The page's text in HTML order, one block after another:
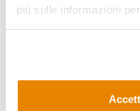
più sulle informazioni
Quei
dal cielo
In Egitto la
pragmatico
contrastare